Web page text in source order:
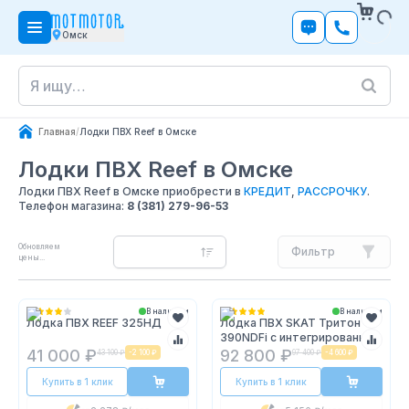
Омск
Главная/Лодки ПВХ Reef в Омске
Лодки ПВХ Reef в Омске
Лодки ПВХ Reef в Омске приобрести в КРЕДИТ, РАССРОЧКУ.
Телефон магазина: 8 (381) 279-96-53
Обновляем
цены...
Фильтр
В наличии
Лодка ПВХ REEF 325НД
41 000 ₽43 100 ₽ -2 100 ₽
Купить в 1 клик
В наличии
Лодка ПВХ SKAT Тритон
390NDFi с интегрированным
фальшбортом
92 800 ₽97 400 ₽ -4 600 ₽
Купить в 1 клик